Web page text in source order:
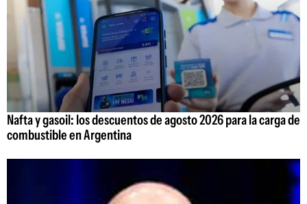
Nafta y gasoil: los descuentos de agosto 2026 para la carga de
combustible en Argentina